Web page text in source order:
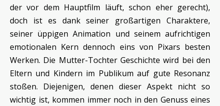
der vor dem Hauptfilm läuft, schon eher gerecht),
doch ist es dank seiner großartigen Charaktere,
seiner üppigen Animation und seinem aufrichtigen
emotionalen Kern dennoch eins von Pixars besten
Werken. Die Mutter-Tochter Geschichte wird bei den
Eltern und Kindern im Publikum auf gute Resonanz
stoßen. Diejenigen, denen dieser Aspekt nicht so
wichtig ist, kommen immer noch in den Genuss eines